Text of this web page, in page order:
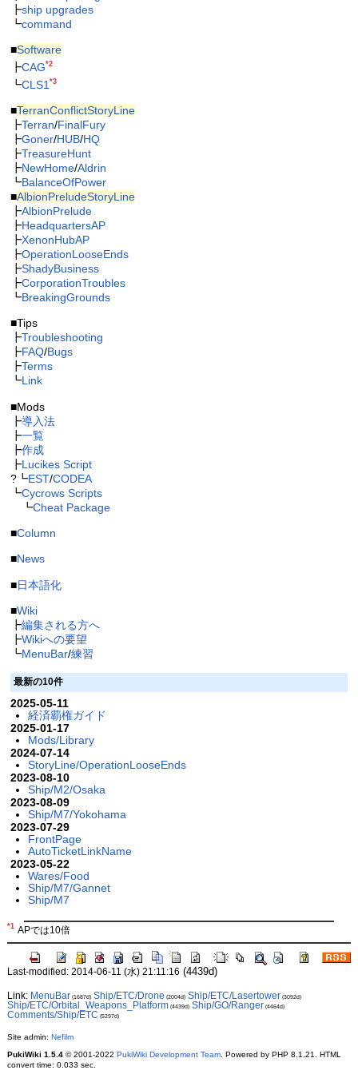
┣ship upgrades
┗command
■Software
┣CAG*2
┗CLS1 *3
■TerranConflictStoryLine
┣Terran/FinalFury
┣Goner/HUB/HQ
┣TreasureHunt
┣NewHome/Aldrin
┗BalanceOfPower
■AlbionPreludeStoryLine
┣AlbionPrelude
┣HeadquartersAP
┣XenonHubAP
┣OperationLooseEnds
┣ShadyBusiness
┣CorporationTroubles
┗BreakingGrounds
■Tips
┣Troubleshooting
┣FAQ/Bugs
┣Terms
┗Link
■Mods
┣導入法
┣一覧
┣作成
┣Lucikes Script
?┗EST/CODEA
┗Cycrows Scripts
┗Cheat Package
■Column
■News
■日本語化
■Wiki
┣編集される方へ
┣Wikiへの要望
┗MenuBar/練習
最新の10件
2025-05-11
経済覇権ガイド
2025-01-17
Mods/Library
2024-07-14
StoryLine/OperationLooseEnds
2023-08-10
Ship/M2/Osaka
2023-08-09
Ship/M7/Yokohama
2023-07-29
FrontPage
AutoTicketLinkName
2023-05-22
Wares/Food
Ship/M7/Gannet
Ship/M7
*1 APでは10倍
Last-modified: 2014-06-11 (水) 21:11:16 (4439d)
Link: MenuBar (1687d) Ship/ETC/Drone (2004d) Ship/ETC/Lasertower (3092d)
Ship/ETC/Orbital_Weapons_Platform (4439d) Ship/GO/Ranger (4464d)
Comments/Ship/ETC (5297d)
Site admin: Nefilm
PukiWiki 1.5.4© 2001-2022 PukiWiki Development Team. Powered by PHP 8.1.21. HTML
convert time: 0.033 sec.